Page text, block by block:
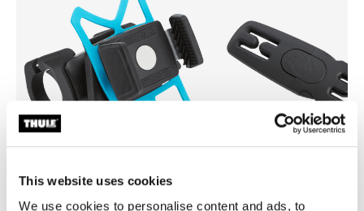
This website uses cookies
We use cookies to personalise content and ads, to